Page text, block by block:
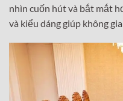
nhìn cuốn hút và bắt mắt
và kiểu dáng giúp không